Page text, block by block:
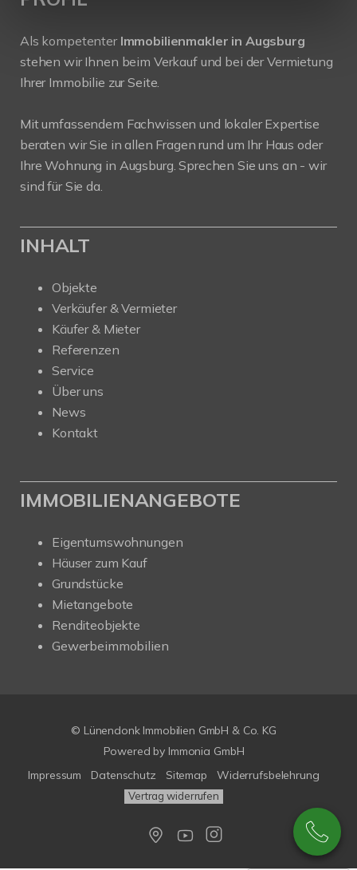
Als kompetenter Immobilienmakler in Augsburg
stehen wir Ihnen beim Verkauf und bei der Vermietung
Ihrer Immobilie zur Seite.
Mit umfassendem Fachwissen und lokaler Expertise
beraten wir Sie in allen Fragen rund um Ihr Haus oder
Ihre Wohnung in Augsburg. Sprechen Sie uns an - wir
sind für Sie da.
INHALT
Objekte
Verkäufer & Vermieter
Käufer & Mieter
Referenzen
Service
Über uns
News
Kontakt
IMMOBILIENANGEBOTE
Eigentumswohnungen
Häuser zum Kauf
Grundstücke
Mietangebote
Renditeobjekte
Gewerbeimmobilien
© Lünendonk Immobilien GmbH & Co. KG
Powered by Immonia GmbH
Impressum
Datenschutz Sitemap Widerrufsbelehrung
Vertrag widerrufen